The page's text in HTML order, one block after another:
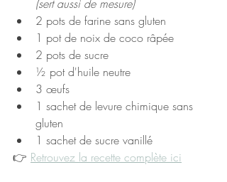
(sert aussi de mesure)
2 pots de farine sans gluten
1 pot de noix de coco râpée
2 pots de sucre
½ pot d'huile neutre
3 œufs
1 sachet de levure chimique sans
gluten
1 sachet de sucre vanillé
👉 Retrouvez la recette complète ici